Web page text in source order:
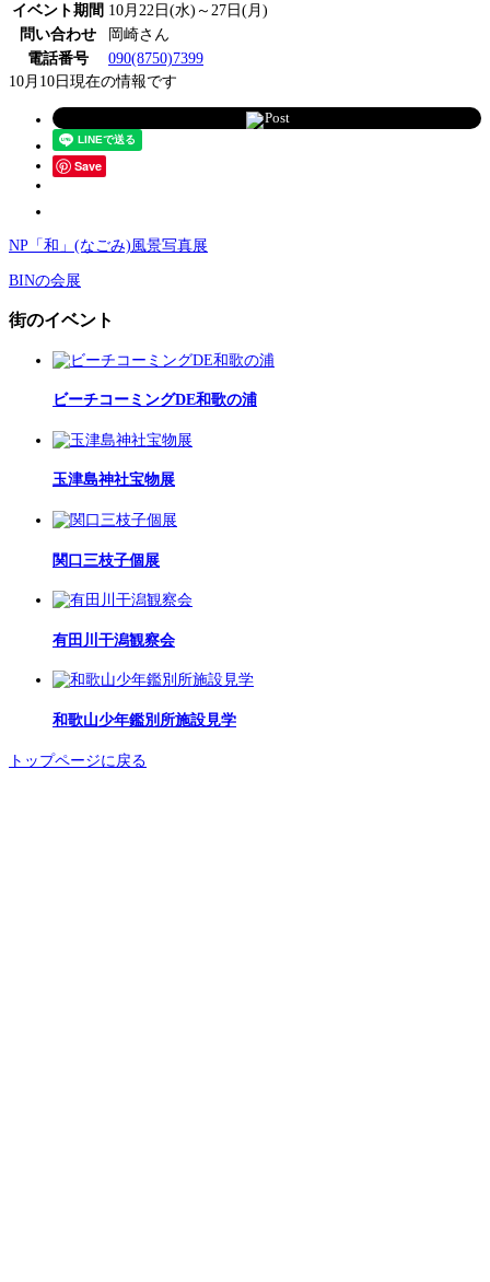
イベント期間 10月22日(水)～27日(月)
問い合わせ
岡崎さん
電話番号
090(8750)7399
10月10日現在の情報です
Post
Save
NP「和」(なごみ)風景写真展
BINの会展
街のイベント
ビーチコーミングDE和歌の浦
玉津島神社宝物展
関口三枝子個展
有田川干潟観察会
和歌山少年鑑別所施設見学
トップページに戻る